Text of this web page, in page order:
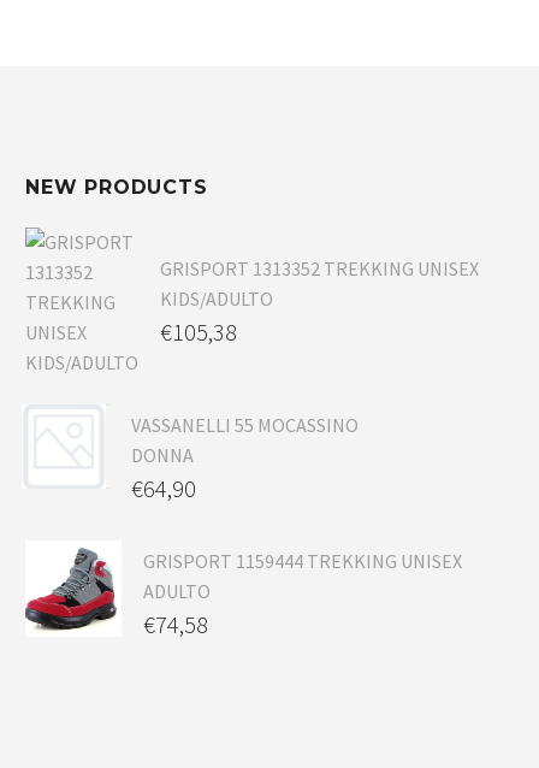
NEW PRODUCTS
GRISPORT 1313352 TREKKING UNISEX
KIDS/ADULTO
€105,38
VASSANELLI 55 MOCASSINO
DONNA
€64,90
GRISPORT 1159444 TREKKING UNISEX
ADULTO
€74,58